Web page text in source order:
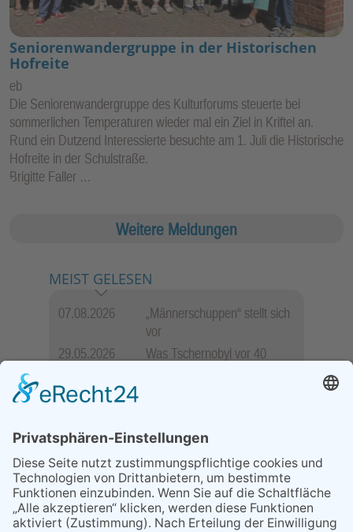
Seniorenwandergruppe in der Historischen
Hofreite
eb
Die Seniorenwandergruppe des Kulturforums steuerte bei
sommerlichen Temperaturen wieder mal ein Ziel in Kriftel an.
Rund ein Dutzend Interessierte besuchte am 1. Juli die Historische
Hofreite in der Schulstraße.
Brigitte Faller …
Weitere Meldungen
MEIST GELESEN
07.08.2026
„Männerschuppen“ stellt sich
vor
29.05.2026
Was Tschernobyl vor 40
07.08.2026
kehrt zurück zu seinen
Wurzeln
07.08.2026
Packende Mixed Duelle beim
KTC